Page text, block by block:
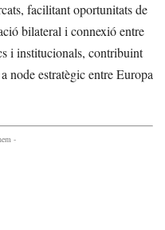
facilitant oportunitats de
bilateral i connexió entre
i institucionals, contribuint
node estratègic entre Europa
-